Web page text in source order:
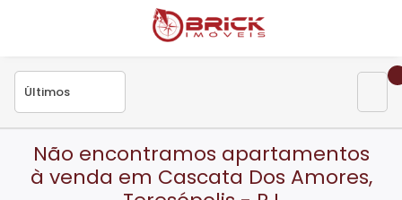
Não encontramos apartamentos
à venda em Cascata Dos Amores,